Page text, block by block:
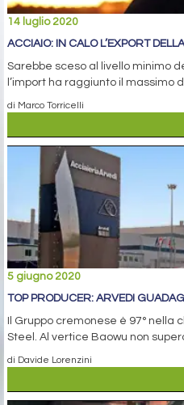
14 luglio 2020
ACCIAIO: IN CALO L’EXPORT
Sarebbe sceso al livello minimo
l’import ha raggiunto il massimo
di Marco Torricelli
5 giugno 2020
TOP PRODUCER: ARVEDI
Il Gruppo cremonese è 97° nella
Steel. Al vertice Baowu non
di Davide Lorenzini